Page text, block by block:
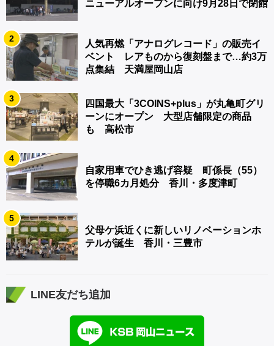
ニューアルオープンに向け9月28日で閉館
2
人気再燃「アナログレコード」の販売イ
ベント レアものから復刻盤まで…約3万
点集結 天満屋岡山店
3
四国最大「3COINS+plus」が丸亀町グリ
ーンにオープン 大型店舗限定の商品
も 高松市
4
自家用車でひき逃げ容疑 町係長（55）
を停職6カ月処分 香川・多度津町
5
父母ケ浜近くに新しいリノベーションホ
テルが誕生 香川・三豊市
LINE友だち追加